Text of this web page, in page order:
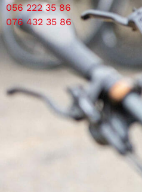
056 222 35 86
076 432 35 86